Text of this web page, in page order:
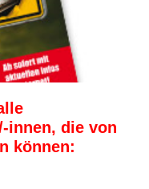
innen, die von
können: